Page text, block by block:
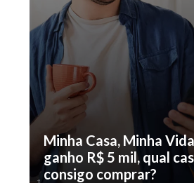
Minha Casa, Minha
ganho R$ 5 mil, qual
consigo comprar?